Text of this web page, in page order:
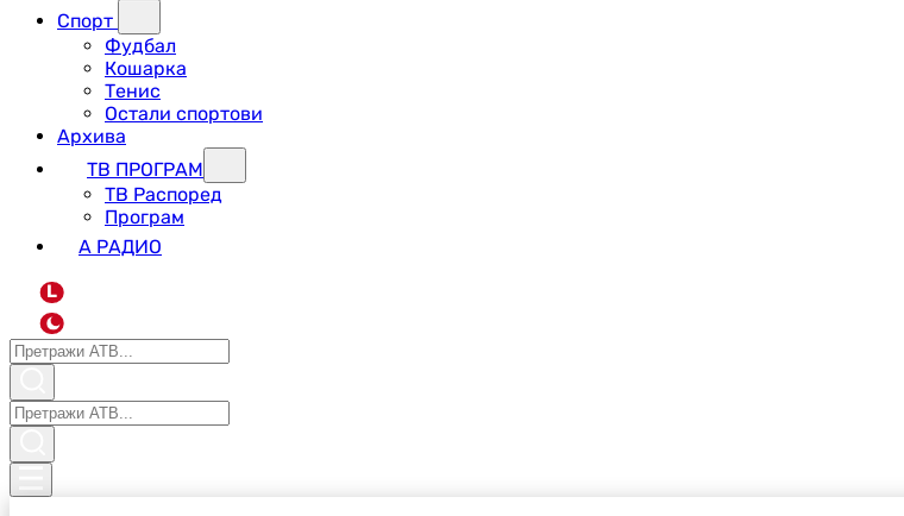
Спорт
Фудбал
Кошарка
Тенис
Остали спортови
Архива
ТВ ПРОГРАМ
ТВ Распоред
Програм
А РАДИО
L